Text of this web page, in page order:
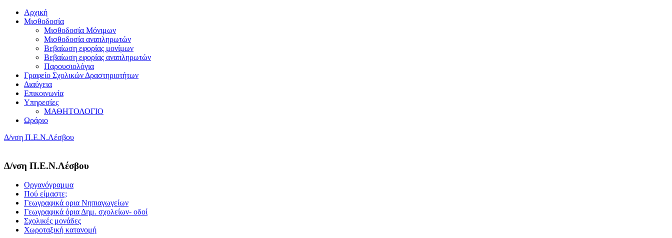
Αρχική
Μισθοδοσία
Μισθοδοσία Μόνιμων
Μισθοδοσία αναπληρωτών
Βεβαίωση εφορίας μονίμων
Βεβαίωση εφορίας αναπληρωτών
Παρουσιολόγια
Γραφείο Σχολικών Δραστηριοτήτων
Διαύγεια
Επικοινωνία
Υπηρεσίες
ΜΑΘΗΤΟΛΟΓΙΟ
Ωράριο
Δ/νση Π.Ε.Ν.Λέσβου
Δ/νση Π.Ε.Ν.Λέσβου
Οργανόγραμμα
Πού είμαστε;
Γεωγραφικά ορια Νηπιαγωγείων
Γεωγραφικά όρια Δημ. σχολείων- οδοί
Σχολικές μονάδες
Χωροταξική κατανομή